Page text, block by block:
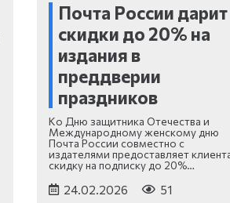
Почта России дарит
скидки до 20% на
издания в
преддверии
праздников
Ко Дню защитника Отечества и
Международному женскому дню
Почта России совместно с
издателями предоставляет
скидку на подписку до 20%…
24.02.2026 51